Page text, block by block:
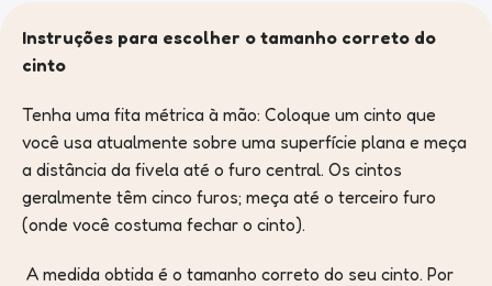
Instruções para escolher o tamanho correto do
cinto
Tenha uma fita métrica à mão: Coloque um cinto que
você usa atualmente sobre uma superfície plana e meça
a distância da fivela até o furo central. Os cintos
geralmente têm cinco furos; meça até o terceiro furo
(onde você costuma fechar o cinto).
A medida obtida é o tamanho correto do seu cinto. Por